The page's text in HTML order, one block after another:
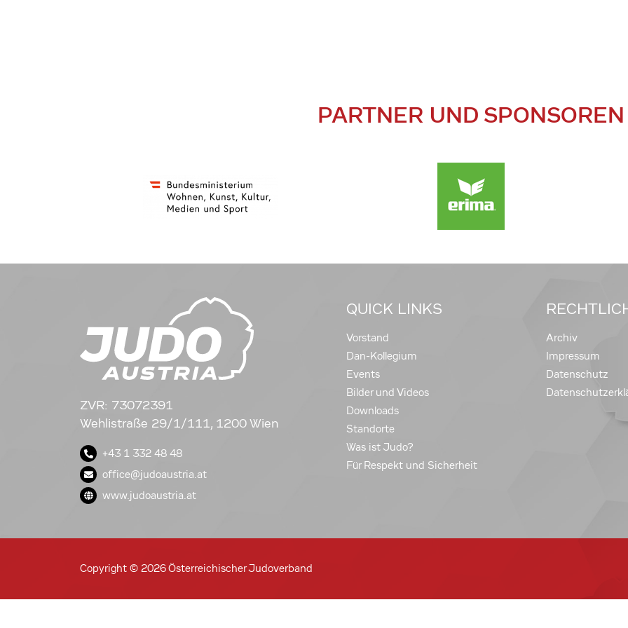
PARTNER UND SPONSOREN
ZVR: 73072391
Wehlistraße 29/1/111, 1200 Wien
+43 1 332 48 48
office@judoaustria.at
www.judoaustria.at
QUICK LINKS
Vorstand
Dan-Kollegium
Events
Bilder und Videos
Downloads
Standorte
Was ist Judo?
Für Respekt und Sicherheit
Archiv
Impressum
Datenschutz
Copyright © 2026 Österreichischer Judoverband